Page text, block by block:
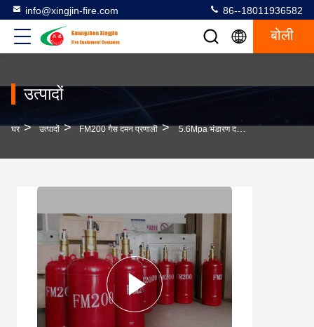
info@xingjin-fire.com 86--18011936582
बोली
उत्पादों
घर > उत्पादों > FM200 गैस दमन प्रणाली > 5.6Mpa भंडारण दबाव FM200 गैस दमन प्रणाली त्वरित प्रतिक्रिया समय